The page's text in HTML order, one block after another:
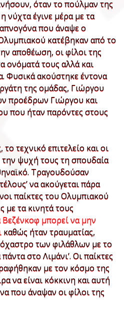
όταν το πούλμαν της
νύχτα έγινε μέρα με τα
που άναψε ο
κατέβηκαν από το
αποθέωση, οι φίλοι της
ονόματά τους αλλά και
Φυσικά ακούστηκε έντονα
της ομάδας, Γιώργου
προέδρων Γιώργου και
που ήταν παρόντες στους
τεχνικό επιτελείο και οι
την ψυχή τους τη σπουδαία
Τραγουδούσαν
να ακούγεται πάρα
παίκτες του Ολυμπιακού
με τα κινητά τους
Βεζένκοφ μπορεί να μην
καθώς ήταν τραυματίας,
των φιλάθλων με το
στο Λιμάνι’. Οι παίκτες
με τον κόσμο της
να είναι κόκκινη και αυτή
που άναψαν οι φίλοι της